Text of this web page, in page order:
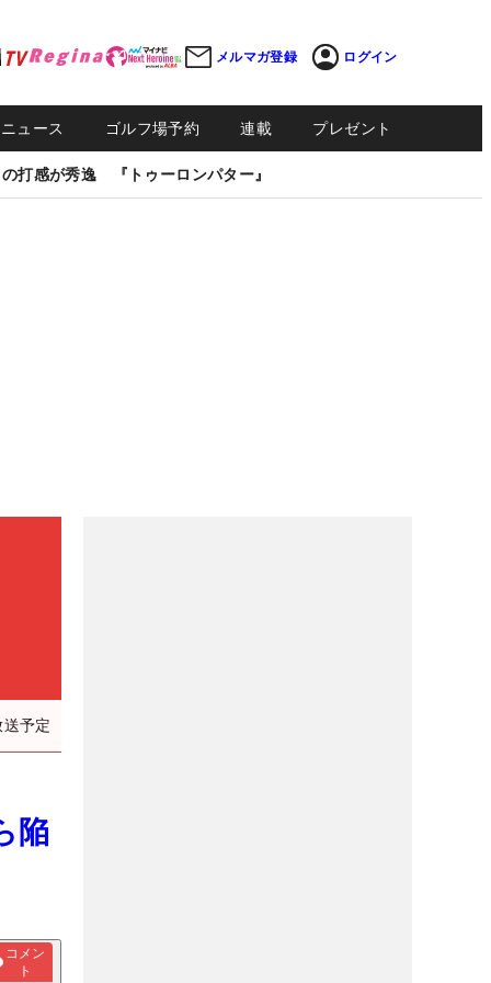
メルマガ登録 ログイン
ュース ゴルフ場予約 連載 プレゼント
打感が秀逸 『トゥーロンパター』
予定
陥
コメン
ト